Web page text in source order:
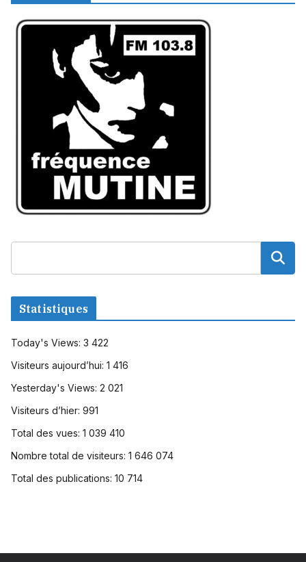
Statistiques
Today's Views: 3 422
Visiteurs aujourd’hui: 1 416
Yesterday's Views: 2 021
Visiteurs d’hier: 991
Total des vues: 1 039 410
Nombre total de visiteurs: 1 646 074
Total des publications: 10 714